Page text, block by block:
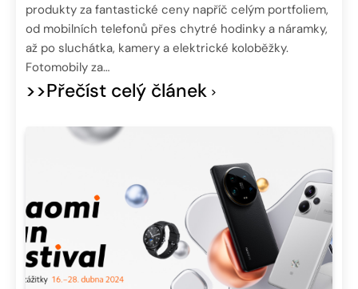
produkty za fantastické ceny napříč celým portfoliem,
od mobilních telefonů přes chytré hodinky a náramky,
až po sluchátka, kamery a elektrické koloběžky.
Fotomobily za…
>>Přečíst celý článek